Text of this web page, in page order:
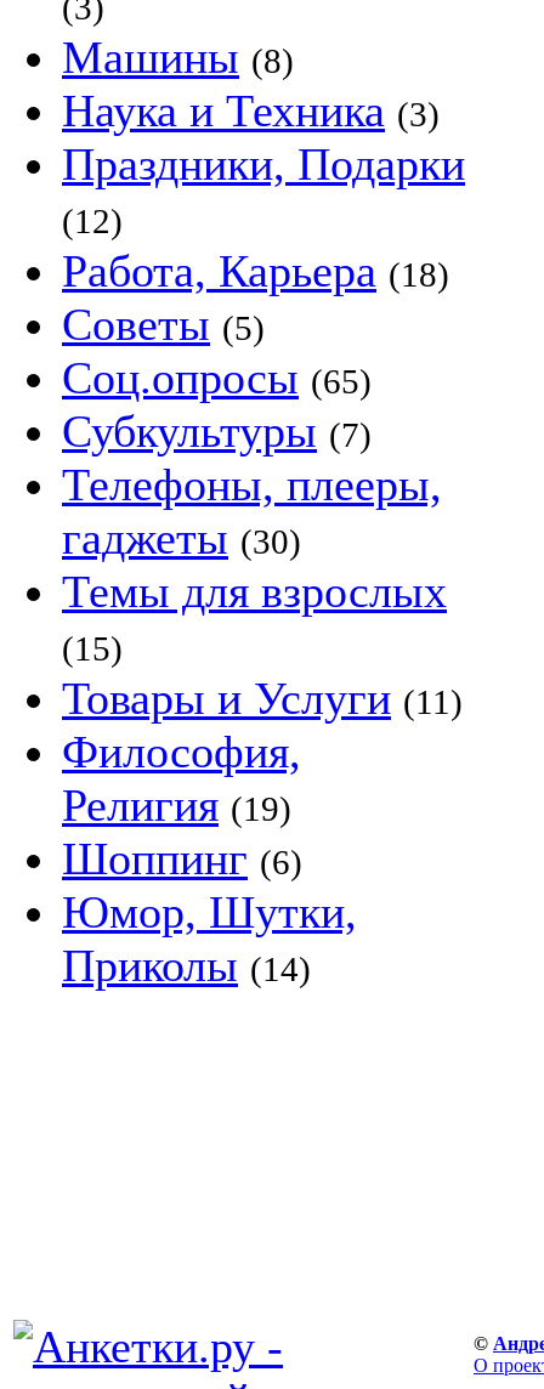
Машины (8)
Наука и Техника (3)
Праздники, Подарки
(12)
Работа, Карьера (18)
Советы (5)
Соц.опросы (65)
Субкультуры (7)
Телефоны, плееры,
гаджеты (30)
Темы для взрослых
(15)
Товары и Услуги (11)
Философия,
Религия (19)
Шоппинг (6)
Юмор, Шутки,
Приколы (14)
©
О